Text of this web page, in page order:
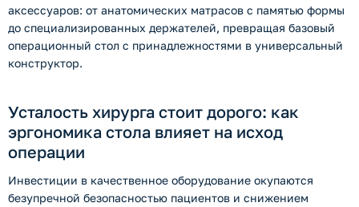
аксессуаров: от анатомических матрасов с памятью формы
до специализированных держателей, превращая базовый
операционный стол с принадлежностями в универсальный
конструктор.
Усталость хирурга стоит дорого: как
эргономика стола влияет на исход
операции
Инвестиции в качественное оборудование окупаются
безупречной безопасностью пациентов и снижением